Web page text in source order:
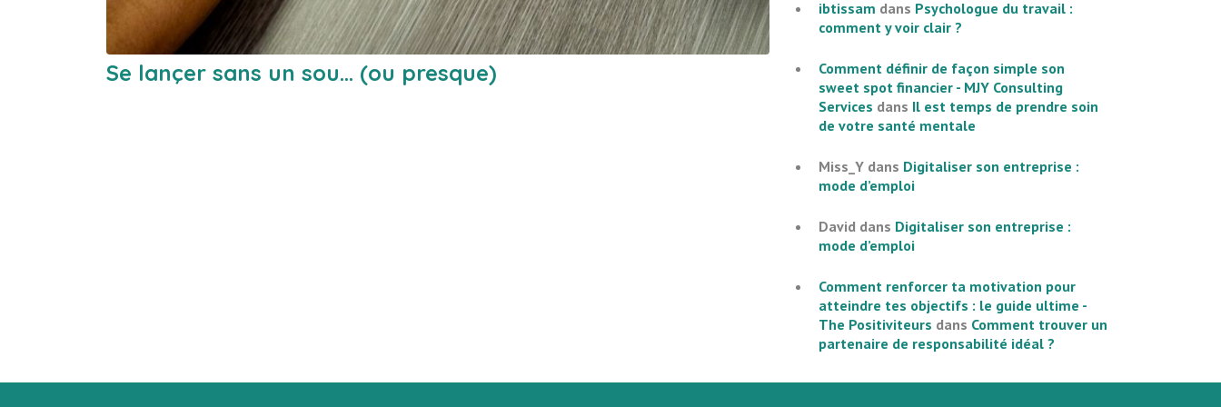
Se lançer sans un sou… (ou presque)
ibtissam dans Psychologue du travail :
comment y voir clair ?
Comment définir de façon simple son
sweet spot financier - MJY Consulting
Services dans Il est temps de prendre soin
de votre santé mentale
Miss_Y dans Digitaliser son entreprise :
mode d’emploi
David dans Digitaliser son entreprise :
mode d’emploi
Comment renforcer ta motivation pour
atteindre tes objectifs : le guide ultime -
The Positiviteurs dans Comment trouver un
partenaire de responsabilité idéal ?